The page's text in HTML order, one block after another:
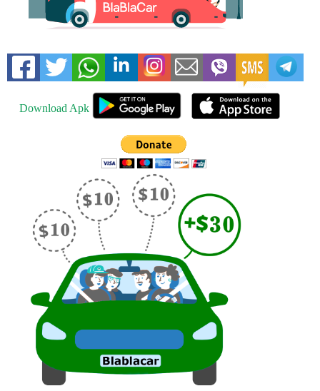
Download Apk